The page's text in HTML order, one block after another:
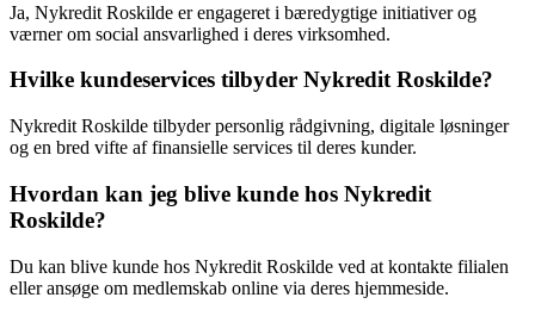
Ja, Nykredit Roskilde er engageret i bæredygtige initiativer og
værner om social ansvarlighed i deres virksomhed.
Hvilke kundeservices tilbyder Nykredit Roskilde?
Nykredit Roskilde tilbyder personlig rådgivning, digitale løsninger
og en bred vifte af finansielle services til deres kunder.
Hvordan kan jeg blive kunde hos Nykredit
Roskilde?
Du kan blive kunde hos Nykredit Roskilde ved at kontakte filialen
eller ansøge om medlemskab online via deres hjemmeside.